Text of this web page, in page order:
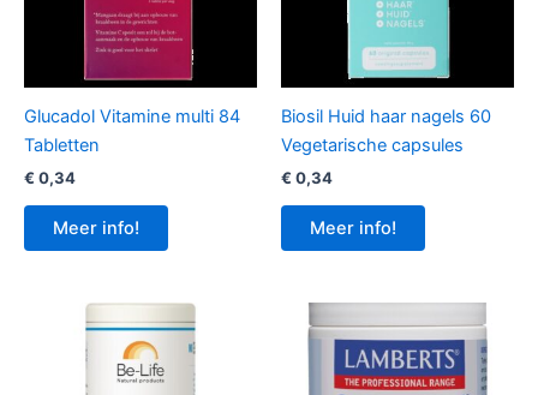
Glucadol Vitamine multi 84
Tabletten
€ 0,34
Meer info!
Biosil Huid haar nagels 60
Vegetarische capsules
€ 0,34
Meer info!